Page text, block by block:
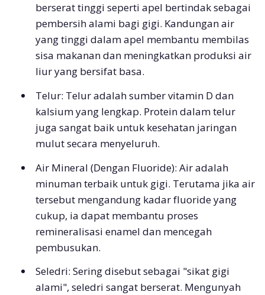
berserat tinggi seperti apel bertindak sebagai
pembersih alami bagi gigi. Kandungan air
yang tinggi dalam apel membantu membilas
sisa makanan dan meningkatkan produksi air
liur yang bersifat basa.
Telur: Telur adalah sumber vitamin D dan
kalsium yang lengkap. Protein dalam telur
juga sangat baik untuk kesehatan jaringan
mulut secara menyeluruh.
Air Mineral (Dengan Fluoride): Air adalah
minuman terbaik untuk gigi. Terutama jika air
tersebut mengandung kadar fluoride yang
cukup, ia dapat membantu proses
remineralisasi enamel dan mencegah
pembusukan.
Seledri: Sering disebut sebagai "sikat gigi
alami", seledri sangat berserat. Mengunyah